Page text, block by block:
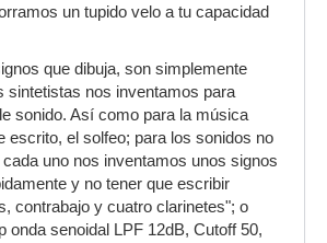
un tupido velo a tu capacidad
que dibuja, son simplemente
sintetistas nos inventamos para
sonido. Así como para la música
escrito, el solfeo; para los sonidos no
uno nos inventamos unos signos
y no tener que escribir
contrabajo y cuatro clarinetes"; o
onda senoidal LPF 12dB, Cutoff 50,